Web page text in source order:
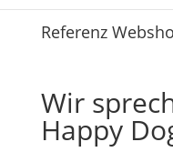
Referenz
Wir
Happy